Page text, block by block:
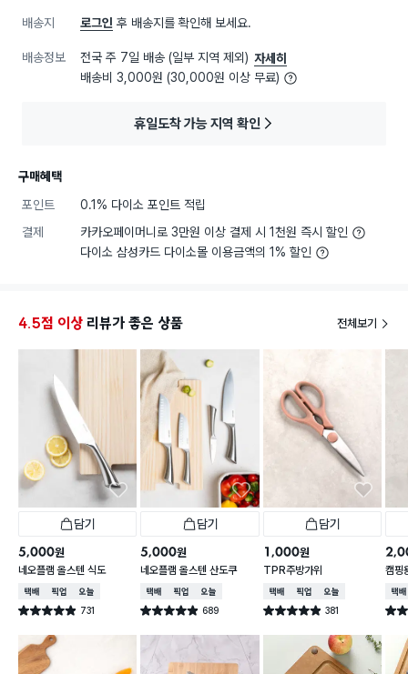
배송지 로그인 후 배송지를 확인해 보세요.
배송정보 전국 주 7일 배송 (일부 지역 제외) 자세히
배송비 3,000원 (30,000원 이상 무료)
휴일도착 가능 지역 확인
구매혜택
포인트
0.1% 다이소 포인트 적립
결제
카카오페이머니로 3만원 이상 결제 시 1천원 즉시 할인
다이소 삼성카드 다이소몰 이용금액의 1% 할인
4.5점 이상 리뷰가 좋은 상품 전체보기
담기
5,000원
네오플램 올스텐 식도
택배배송매장픽업오늘배송
별점 4.9점 731
건 작성
담기
5,000원
네오플램 올스텐 산도쿠
택배배송매장픽업오늘배송
별점 4.9점 689
건 작성
담기
1,000원
TPR주방가위
택배배송매장픽업오늘배송
별점 4.9점 381
건 작성
캠핑
함
택배
별점